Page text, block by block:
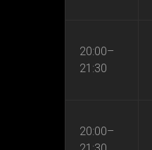
20:00–
21:30
20:00–